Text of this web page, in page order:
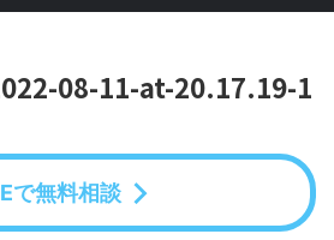
08-11-at-20.17.19-1
で無料相談